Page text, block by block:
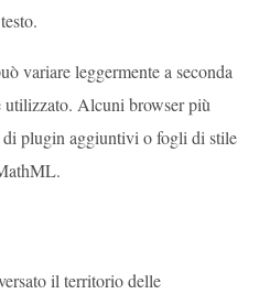
variare leggermente a seconda
utilizzato. Alcuni browser più
di plugin aggiuntivi o fogli di stile
il territorio delle